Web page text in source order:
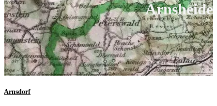
durchsuchen
Arnsheide
Arnsdorf